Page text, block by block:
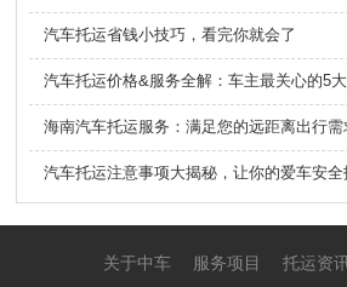
汽车托运省钱小技巧，看完你就会了
汽车托运价格&服务全解：车主最关心的5
海南汽车托运服务：满足您的远距离出行需
汽车托运注意事项大揭秘，让你的爱车安全
关于中车 服务项目 托运资